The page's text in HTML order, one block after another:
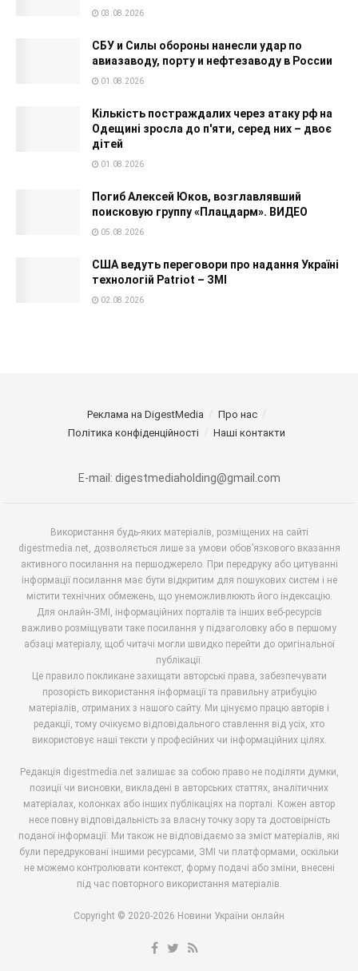
03.08.2026
СБУ и Силы обороны нанесли удар по
авиазаводу, порту и нефтезаводу в России
01.08.2026
Кількість постраждалих через атаку рф на
Одещині зросла до п'яти, серед них – двоє
дітей
01.08.2026
Погиб Алексей Юков, возглавлявший
поисковую группу «Плацдарм». ВИДЕО
05.08.2026
США ведуть переговори про надання Україні
технологій Patriot – ЗМІ
02.08.2026
Реклама на DigestMedia
Про нас
Політика конфіденційності
Наші контакти
E-mail: digestmediaholding@gmail.com
Використання будь-яких матеріалів, розміщених на сайті
digestmedia.net, дозволяється лише за умови обов’язкового вказання
активного посилання на першоджерело. При передруку або цитуванні
інформації посилання має бути відкритим для пошукових систем і не
містити технічних обмежень, що унеможливлюють його індексацію.
Для онлайн-ЗМІ, інформаційних порталів та інших веб-ресурсів
важливо розміщувати таке посилання у підзаголовку або в першому
абзаці матеріалу, щоб читачі могли швидко перейти до оригінальної
публікації.
Це правило покликане захищати авторські права, забезпечувати
прозорість використання інформації та правильну атрибуцію
матеріалів, отриманих з нашого сайту. Ми цінуємо працю авторів і
редакції, тому очікуємо відповідального ставлення від усіх, хто
використовує наші тексти у професійних чи інформаційних цілях.
Редакція digestmedia.net залишає за собою право не поділяти думки,
позиції чи висновки, викладені в авторських статтях, аналітичних
матеріалах, колонках або інших публікаціях на порталі. Кожен автор
несе повну відповідальність за власну точку зору та достовірність
поданої інформації. Ми також не відповідаємо за зміст матеріалів, які
були передруковані іншими ресурсами, ЗМІ чи платформами, оскільки
не можемо контролювати контекст, форму подачі або зміни, внесені
під час повторного використання матеріалів.
Copyright © 2020-2026 Новини України онлайн